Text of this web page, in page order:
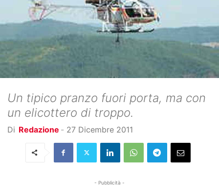
Un tipico pranzo fuori porta, ma con
un elicottero di troppo.
Di Redazione - 27 Dicembre 2011
- Pubblicità -